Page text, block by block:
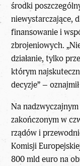
środki
niewystarczające,
finansowanie i
zbrojeniowych.
działanie, tylko
którym
decyzje” –
Na
zakończonym w
rządów i
Komisji
800 mld euro na